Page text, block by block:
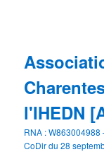
l'IHEDN
RNA :
CoDir du 28